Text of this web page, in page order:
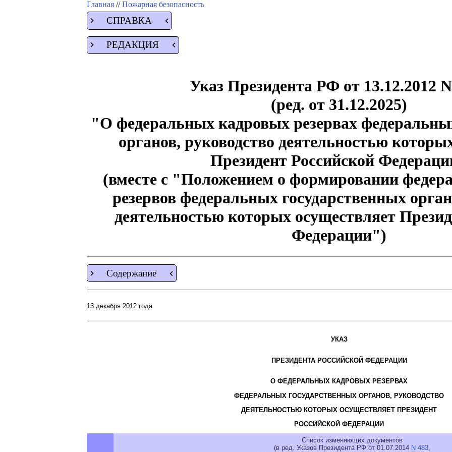
Главная //Пожарная безопасность
СПРАВКА
РЕДАКЦИЯ
Указ Президента РФ от 13.12.2012
(ред. от 31.12.2025)
"О федеральных кадровых резервах
органов, руководство деятельностью
Президент Российской
(вместе с "Положением о формировании
резервов федеральных государственных
деятельностью которых осуществляет
Федерации")
Содержание
13 декабря 2012 года
УКАЗ
ПРЕЗИДЕНТА РОССИЙСКОЙ ФЕДЕРАЦИИ
О ФЕДЕРАЛЬНЫХ КАДРОВЫХ РЕЗЕРВАХ
ФЕДЕРАЛЬНЫХ ГОСУДАРСТВЕННЫХ ОРГАНОВ, РУКОВОДСТВО
ДЕЯТЕЛЬНОСТЬЮ КОТОРЫХ ОСУЩЕСТВЛЯЕТ ПРЕЗИДЕНТ
РОССИЙСКОЙ ФЕДЕРАЦИИ
Список изменяющих документов
(в ред. Указов Президента РФ от 01.07.2014 N 483,